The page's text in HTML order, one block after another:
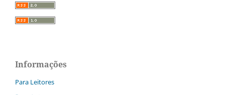
Informações
Para Leitores